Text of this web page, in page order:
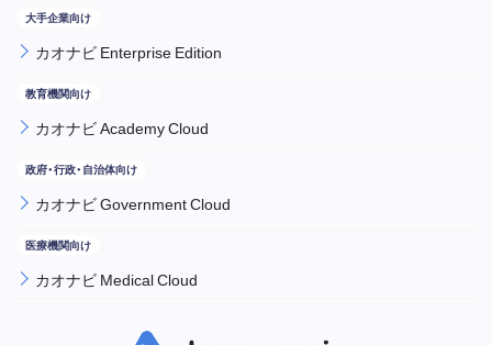
カオナビ Enterprise Edition
カオナビ Academy Cloud
カオナビ Government Cloud
カオナビ Medical Cloud